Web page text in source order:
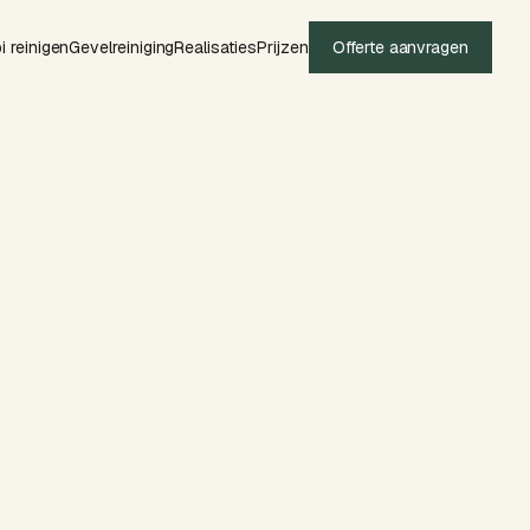
reinigenGevelreinigingRealisatiesPrijzen Offerte aanvragen